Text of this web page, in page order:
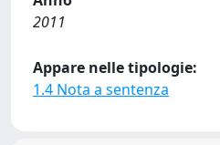
2011
Appare nelle tipologie:
1.4 Nota a sentenza